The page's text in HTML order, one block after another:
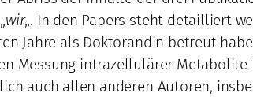
wir„. In den Papers steht detailliert
Jahre als Doktorandin betreut
Messung intrazellulärer
auch allen anderen Autoren,